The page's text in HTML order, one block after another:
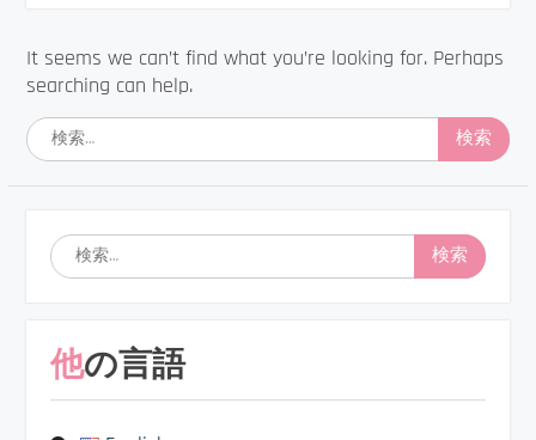
It seems we can’t find what you’re looking for. Perhaps
searching can help.
検
索:
検
索:
他の言語